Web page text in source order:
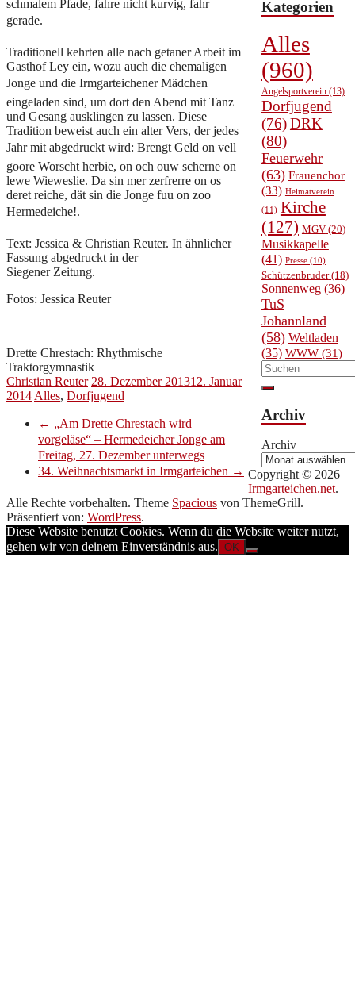
schmalem Pfade, fahre nicht kurvig, fahr
gerade.
Traditionell kehrten alle nach getaner Arbeit im
Gasthof Ley ein, wozu auch die ehemaligen
Jonge und die Irmgarteichener Mädchen
eingeladen sind, um dort den Abend mit Tanz
und Gesang ausklingen zu lassen. Diese
Tradition beweist auch ein alter Vers, der jedes
Jahr mit abgedruckt wird: Brengt Geld on vell
goore Worscht herbie, on och ouw scherne on
lewe Wieweslie. Da sin mer zerfrerre on os
deret reiche, dät sin die Jonge fuu on zoo
Hermedeiche!.
Text: Jessica & Christian Reuter. In ähnlicher
Fassung abgedruckt in der
Siegener Zeitung.
Fotos: Jessica Reuter
Drette Chrestach: Rhythmische
Traktorgymnastik
Christian Reuter 28. Dezember 201312. Januar
2014 Alles, Dorfjugend
← „Am Drette Chrestach wird
vorgeläse“ – Hermedeicher Jonge am
Freitag, 27. Dezember unterwegs
34. Weihnachtsmarkt in Irmgarteichen →
Kategorien
Alles
(960)
Angelsportverein(13)
Dorfjugend
(76)DRK
(80)
Feuerwehr
(63) Frauenchor
(33) Heimatverein
(11) Kirche
(127) MGV(20)
Musikkapelle
(41) Presse(10)
Schützenbruder(18)
Sonnenweg(36)
TuS
Johannland
(58) Weltladen
(35) WWW(31)
Archiv
Archiv
Copyright © 2026
Irmgarteichen.net.
Alle Rechte vorbehalten. Theme Spacious von ThemeGrill.
Präsentiert von: WordPress.
Diese Website benutzt Cookies. Wenn du die Website weiter nutzt,
gehen wir von deinem Einverständnis aus. OK